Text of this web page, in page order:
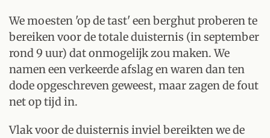
We moesten 'op de tast' een berghut proberen te
bereiken voor de totale duisternis (in september
rond 9 uur) dat onmogelijk zou maken. We
namen een verkeerde afslag en waren dan ten
dode opgeschreven geweest, maar zagen de fout
net op tijd in.
Vlak voor de duisternis inviel bereikten we de